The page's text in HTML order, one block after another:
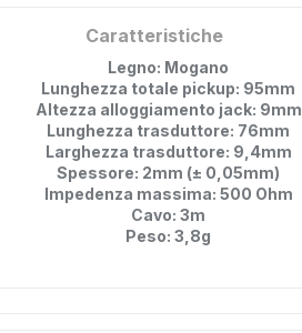
Caratteristiche
Legno: Mogano
Lunghezza totale pickup: 95mm
Altezza alloggiamento jack: 9mm
Lunghezza trasduttore: 76mm
Larghezza trasduttore: 9,4mm
Spessore: 2mm (± 0,05mm)
Impedenza massima: 500 Ohm
Cavo: 3m
Peso: 3,8g